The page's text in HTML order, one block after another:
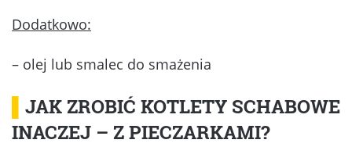
Dodatkowo:
– olej lub smalec do smażenia
JAK ZROBIĆ KOTLETY SCHABOWE
INACZEJ – Z PIECZARKAMI?